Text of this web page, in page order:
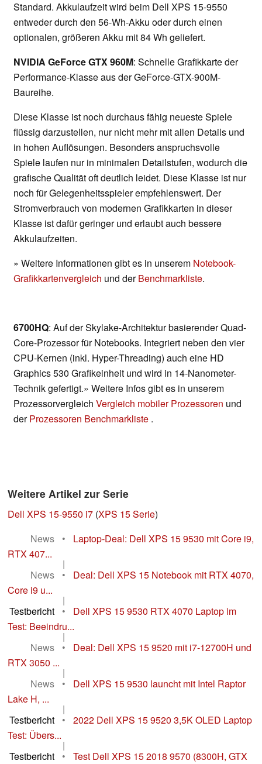
Standard. Akkulaufzeit wird beim Dell XPS 15-9550
entweder durch den 56-Wh-Akku oder durch einen
optionalen, größeren Akku mit 84 Wh geliefert.
NVIDIA GeForce GTX 960M: Schnelle Grafikkarte der
Performance-Klasse aus der GeForce-GTX-900M-
Baureihe.
Diese Klasse ist noch durchaus fähig neueste Spiele
flüssig darzustellen, nur nicht mehr mit allen Details und
in hohen Auflösungen. Besonders anspruchsvolle
Spiele laufen nur in minimalen Detailstufen, wodurch die
grafische Qualität oft deutlich leidet. Diese Klasse ist nur
noch für Gelegenheitsspieler empfehlenswert. Der
Stromverbrauch von modernen Grafikkarten in dieser
Klasse ist dafür geringer und erlaubt auch bessere
Akkulaufzeiten.
» Weitere Informationen gibt es in unserem Notebook-
Grafikkartenvergleich und derBenchmarkliste.
6700HQ: Auf der Skylake-Architektur basierender Quad-
Core-Prozessor für Notebooks. Integriert neben den vier
CPU-Kernen (inkl. Hyper-Threading) auch eine HD
Graphics 530 Grafikeinheit und wird in 14-Nanometer-
Technik gefertigt.» Weitere Infos gibt es in unserem
Prozessorvergleich Vergleich mobiler Prozessoren und
derProzessoren Benchmarkliste .
Weitere Artikel zur Serie
Dell XPS 15-9550 i7 (XPS 15 Serie)
News
•
Laptop-Deal: Dell XPS 15 9530 mit Core i9,
RTX 407...
|
News
•
Deal: Dell XPS 15 Notebook mit RTX 4070,
Core i9 u...
|
Testbericht
•
Dell XPS 15 9530 RTX 4070 Laptop im
Test: Beeindru...
|
News
•
Deal: Dell XPS 15 9520 mit i7-12700H und
RTX 3050 ...
|
News
•
Dell XPS 15 9530 launcht mit Intel Raptor
Lake H, ...
|
Testbericht
•
2022 Dell XPS 15 9520 3,5K OLED Laptop
Test: Übers...
|
Testbericht
•
Test Dell XPS 15 2018 9570 (8300H, GTX